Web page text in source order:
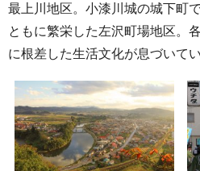
最上川地区。小漆川城の城下町
ともに繁栄した左沢町場地区。
に根差した生活文化が息づいてい